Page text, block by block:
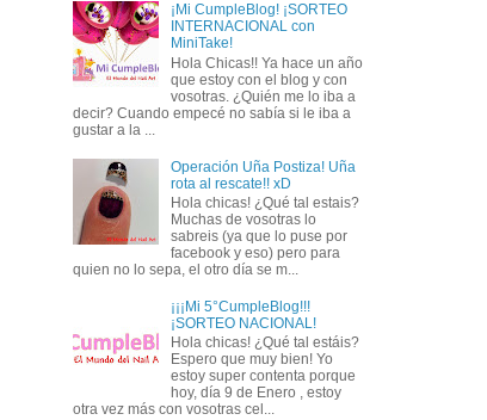
¡Mi CumpleBlog! ¡SORTEO
INTERNACIONAL con
MiniTake!
Hola Chicas!! Ya hace un año
que estoy con el blog y con
vosotras. ¿Quién me lo iba a
decir? Cuando empecé no sabía si le iba a
gustar a la ...
Operación Uña Postiza! Uña
rota al rescate!! xD
Hola chicas! ¿Qué tal estais?
Muchas de vosotras lo
sabreis (ya que lo puse por
facebook y eso) pero para
quien no lo sepa, el otro día se m...
¡¡¡Mi 5°CumpleBlog!!!
¡SORTEO NACIONAL!
Hola chicas! ¿Qué tal estáis?
Espero que muy bien! Yo
estoy super contenta porque
hoy, día 9 de Enero , estoy
otra vez más con vosotras cel...